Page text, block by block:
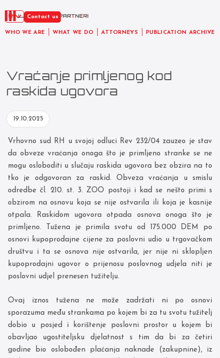
WHO WE ARE WHAT WE DO ATTORNEYS PUBLICATION ARCHIVE
EN Contact us
Vraćanje primljenog kod
raskida ugovora
19.10.2025
Vrhovno sud RH u svojoj odluci Rev 232/04 zauzeo je stav
da obveze vraćanja onoga što je primljeno stranke se ne
mogu osloboditi u slučaju raskida ugovora bez obzira na to
tko je odgovoran za raskid. Obveza vraćanja u smislu
odredbe čl. 210. st. 3. ZOO postoji i kad se nešto primi s
obzirom na osnovu koja se nije ostvarila ili koja je kasnije
otpala. Raskidom ugovora otpada osnova onoga što je
primljeno. Tužena je primila svotu od 175.000 DEM po
osnovi kupoprodajne cijene za poslovni udio u trgovačkom
društvu i ta se osnova nije ostvarila, jer nije ni sklopljen
kupoprodajni ugovor o prijenosu poslovnog udjela niti je
poslovni udjel prenesen tužitelju.
Ovaj iznos tužena ne može zadržati ni po osnovi
sporazuma među strankama po kojem bi za tu svotu tužitelj
dobio u posjed i korištenje poslovni prostor u kojem bi
obavljao ugostiteljsku djelatnost s tim da bi za četiri
godine bio oslobođen plaćanja naknade (zakupnine), iz